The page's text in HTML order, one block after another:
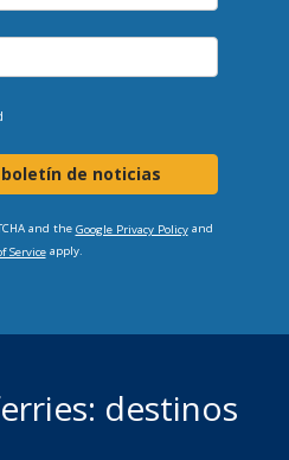
de noticias
and the Google Privacy Policyand
Serviceapply.
destinos